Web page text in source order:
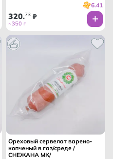
6.41
320.73 ₽
~350 г
Ореховый сервелат варено-
копченый в газ/среде /
СНЕЖАНА МК/